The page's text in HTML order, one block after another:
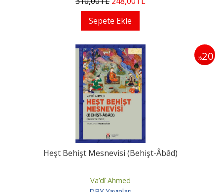
Sepete Ekle
%20
Heşt Behişt Mesnevisi (Behişt-Âbâd)
Va’dî Ahmed